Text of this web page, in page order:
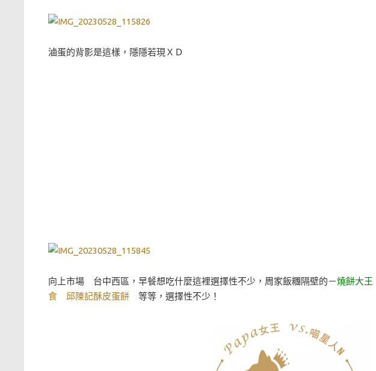
滷蛋的背影是這樣，隱隱若現ＸＤ
向上市場 台中西區，早餐想吃什麼這裡選擇性不少，周家飯糰隔壁的－燒餅大王
食
邱陳記酥皮蛋餅 等等，選擇性不少！